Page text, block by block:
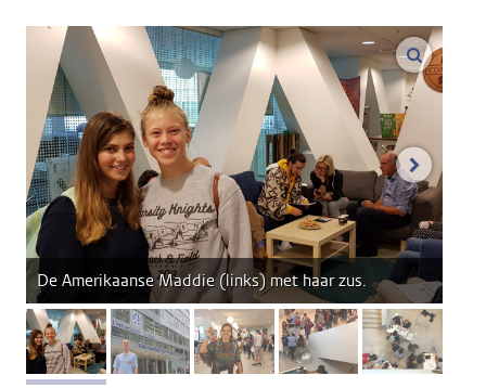
De Amerikaanse Maddie (links) met haar zus.
afbeelding 1afbeelding 2afbeelding 3afbeelding 4